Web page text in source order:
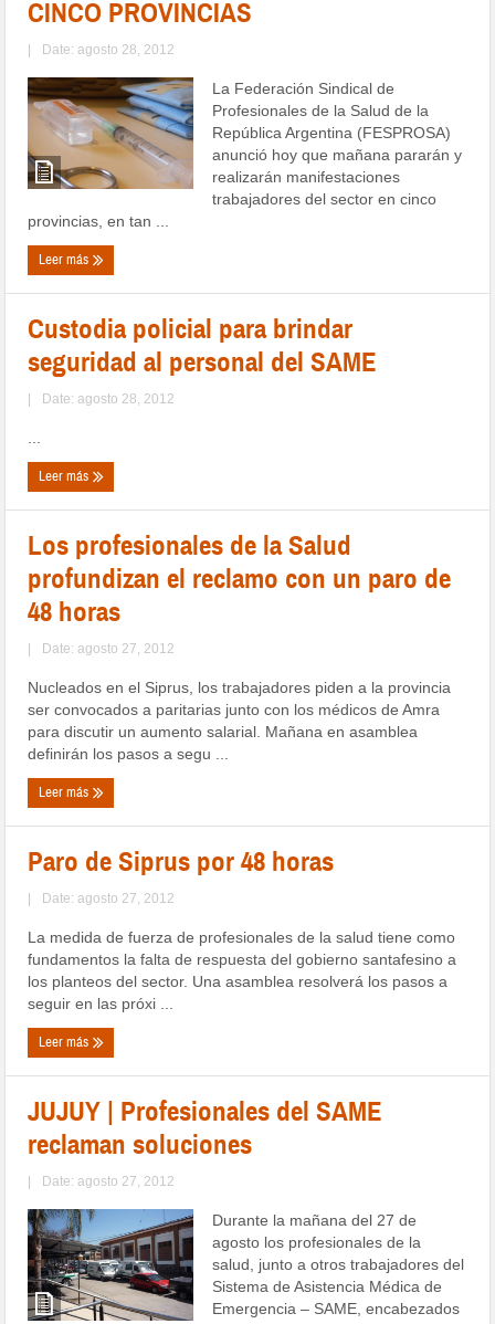
CINCO PROVINCIAS
| Date: agosto 28, 2012
La Federación Sindical de
Profesionales de la Salud de la
República Argentina (FESPROSA)
anunció hoy que mañana pararán y
realizarán manifestaciones
trabajadores del sector en cinco
provincias, en tan ...
Leer más
Custodia policial para brindar
seguridad al personal del SAME
| Date: agosto 28, 2012
Leer más
Los profesionales de la Salud
profundizan el reclamo con un paro de
48 horas
| Date: agosto 27, 2012
Nucleados en el Siprus, los trabajadores piden a la provincia
ser convocados a paritarias junto con los médicos de Amra
para discutir un aumento salarial. Mañana en asamblea
definirán los pasos a segu ...
Leer más
Paro de Siprus por 48 horas
| Date: agosto 27, 2012
La medida de fuerza de profesionales de la salud tiene como
fundamentos la falta de respuesta del gobierno santafesino a
los planteos del sector. Una asamblea resolverá los pasos a
seguir en las próxi ...
Leer más
JUJUY | Profesionales del SAME
reclaman soluciones
| Date: agosto 27, 2012
Durante la mañana del 27 de
agosto los profesionales de la
salud, junto a otros trabajadores del
Sistema de Asistencia Médica de
Emergencia – SAME, encabezados